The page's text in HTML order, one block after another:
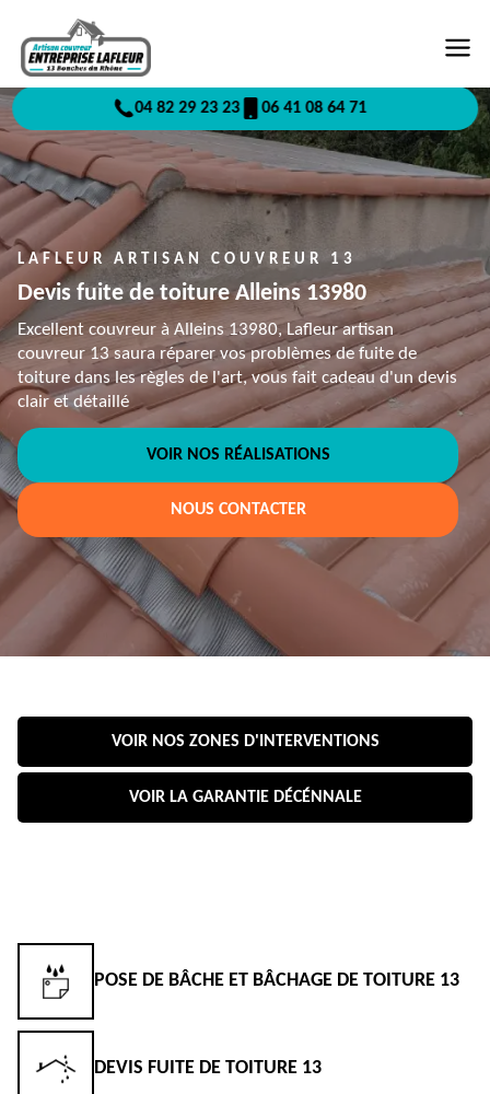
04 82 29 23 23 06 41 08 64 71
LAFLEUR ARTISAN COUVREUR 13
Devis fuite de toiture Alleins 13980
Excellent couvreur à Alleins 13980, Lafleur artisan
couvreur 13 saura réparer vos problèmes de fuite de
toiture dans les règles de l'art, vous fait cadeau d'un devis
clair et détaillé
VOIR NOS RÉALISATIONS
NOUS CONTACTER
VOIR NOS ZONES D'INTERVENTIONS
VOIR LA GARANTIE DÉCÉNNALE
POSE DE BÂCHE ET BÂCHAGE DE TOITURE 13
DEVIS FUITE DE TOITURE 13